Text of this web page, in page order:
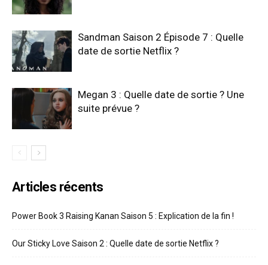
Sandman Saison 2 Épisode 7 : Quelle
date de sortie Netflix ?
Megan 3 : Quelle date de sortie ? Une
suite prévue ?
Articles récents
Power Book 3 Raising Kanan Saison 5 : Explication de la fin !
Our Sticky Love Saison 2 : Quelle date de sortie Netflix ?